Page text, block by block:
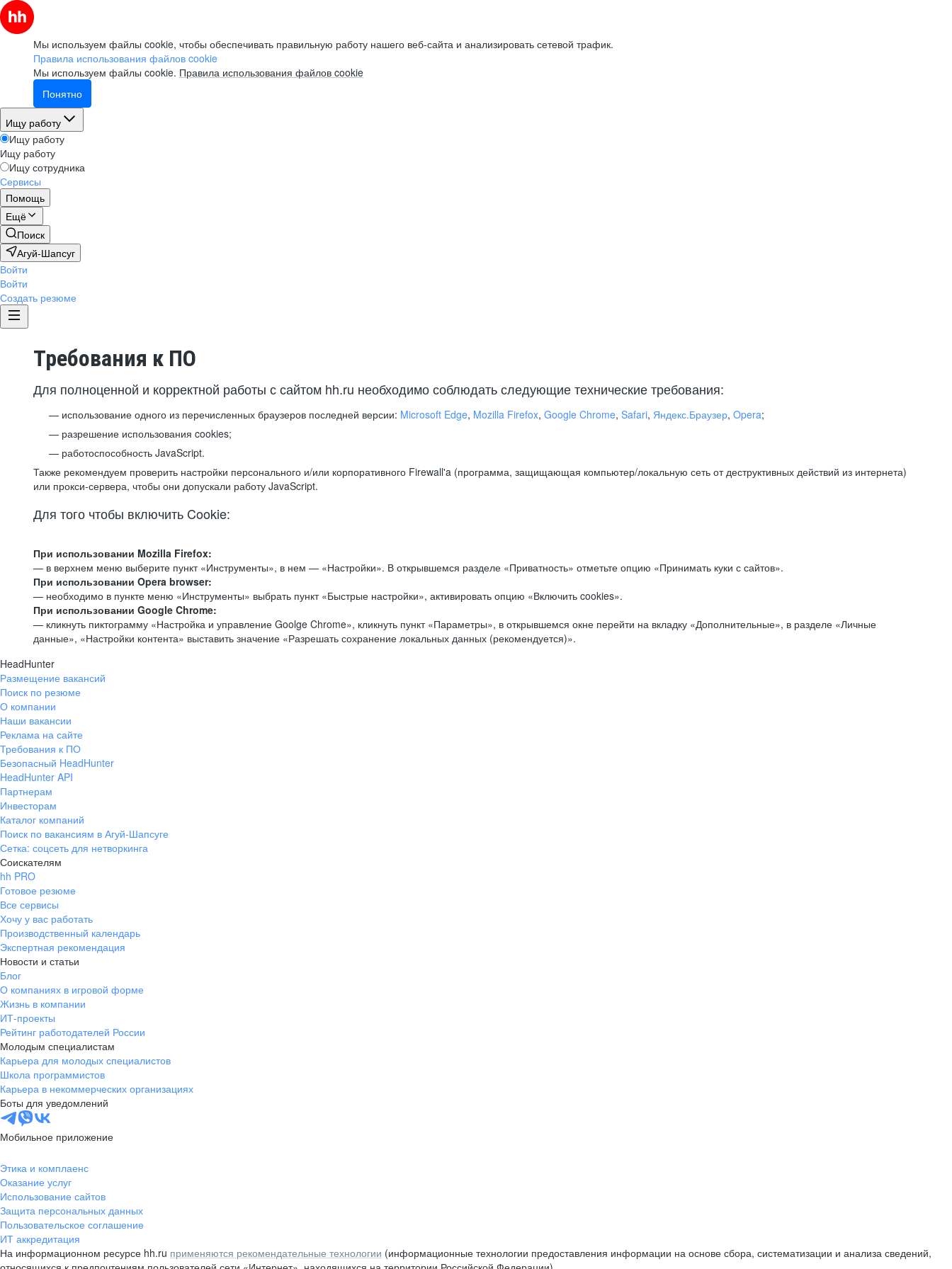
Мы используем файлы cookie, чтобы обеспечивать правильную работу нашего веб-сайта и анализировать сетевой трафик.
Правила использования файлов cookie
Мы используем файлы cookie. Правила использования файлов cookie
Понятно
Ищу работу
Ищу работу
Ищу работу
Ищу сотрудника
Сервисы
Помощь
Ещё
Поиск
Агуй-Шапсуг
Войти
Войти
Создать резюме
Требования к ПО
Для полноценной и корректной работы с сайтом hh.ru необходимо соблюдать следующие технические требования:
использование одного из перечисленных браузеров последней версии: Microsoft Edge, Mozilla Firefox, Google Chrome, Safari, Яндекс.Браузер, Opera;
разрешение использования cookies;
работоспособность JavaScript.
Также рекомендуем проверить настройки персонального и/или корпоративного Firewall'a (программа, защищающая компьютер/локальную сеть от деструктивных действий из интернета)
или прокси-сервера, чтобы они допускали работу JavaScript.
Для того чтобы включить Cookie:
При использовании Mozilla Firefox:
— в верхнем меню выберите пункт «Инструменты», в нем — «Настройки». В открывшемся разделе «Приватность» отметьте опцию «Принимать куки с сайтов».
При использовании Opera browser:
— необходимо в пункте меню «Инструменты» выбрать пункт «Быстрые настройки», активировать опцию «Включить cookies».
При использовании Google Chrome:
— кликнуть пиктограмму «Настройка и управление Goolge Chrome», кликнуть пункт «Параметры», в открывшемся окне перейти на вкладку «Дополнительные», в разделе «Личные
данные», «Настройки контента» выставить значение «Разрешать сохранение локальных данных (рекомендуется)».
HeadHunter
Размещение вакансий
Поиск по резюме
О компании
Наши вакансии
Реклама на сайте
Требования к ПО
Безопасный HeadHunter
HeadHunter API
Партнерам
Инвесторам
Каталог компаний
Поиск по вакансиям в Агуй-Шапсуге
Сетка: соцсеть для нетворкинга
Соискателям
hh PRO
Готовое резюме
Все сервисы
Хочу у вас работать
Производственный календарь
Экспертная рекомендация
Новости и статьи
Блог
О компаниях в игровой форме
Жизнь в компании
ИТ-проекты
Рейтинг работодателей России
Молодым специалистам
Карьера для молодых специалистов
Школа программистов
Карьера в некоммерческих организациях
Боты для уведомлений
Мобильное приложение
Этика и комплаенс
Оказание услуг
Использование сайтов
Защита персональных данных
Пользовательское соглашение
ИТ аккредитация
На информационном ресурсе hh.ru применяются рекомендательные технологии (информационные технологии предоставления информации на основе сбора, систематизации и анализа сведений,